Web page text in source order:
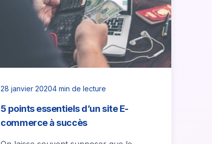
28 janvier 20204 min de lecture
5 points essentiels d’un site E-
commerce à succès